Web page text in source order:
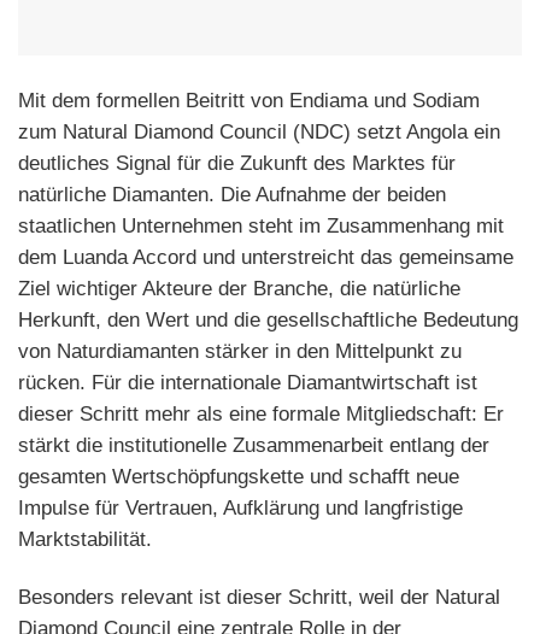
Mit dem formellen Beitritt von Endiama und Sodiam
zum Natural Diamond Council (NDC) setzt Angola ein
deutliches Signal für die Zukunft des Marktes für
natürliche Diamanten. Die Aufnahme der beiden
staatlichen Unternehmen steht im Zusammenhang mit
dem Luanda Accord und unterstreicht das gemeinsame
Ziel wichtiger Akteure der Branche, die natürliche
Herkunft, den Wert und die gesellschaftliche Bedeutung
von Naturdiamanten stärker in den Mittelpunkt zu
rücken. Für die internationale Diamantwirtschaft ist
dieser Schritt mehr als eine formale Mitgliedschaft: Er
stärkt die institutionelle Zusammenarbeit entlang der
gesamten Wertschöpfungskette und schafft neue
Impulse für Vertrauen, Aufklärung und langfristige
Marktstabilität.
Besonders relevant ist dieser Schritt, weil der Natural
Diamond Council eine zentrale Rolle in der